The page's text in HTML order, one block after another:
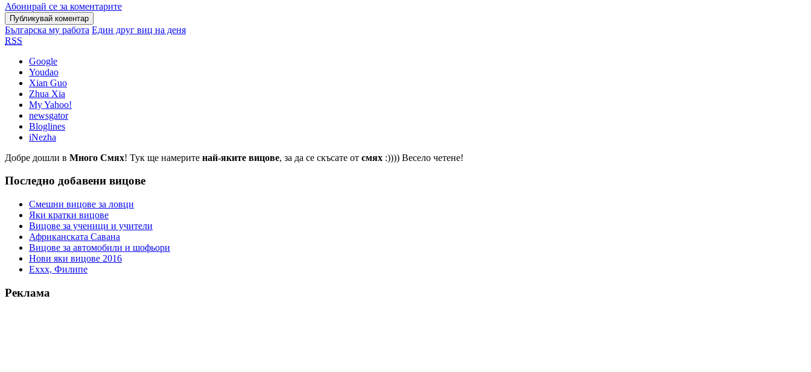
Абонирай се за коментарите
Българска му работа Един друг виц на деня
RSS
Google
Youdao
Xian Guo
Zhua Xia
My Yahoo!
newsgator
Bloglines
iNezha
Добре дошли в Много Смях! Тук ще намерите най-яките вицове, за да се скъсате от смях :)))) Весело четене!
Последно добавени вицове
Смешни вицове за ловци
Яки кратки вицове
Вицове за ученици и учители
Африканската Савана
Вицове за автомобили и шофьори
Нови яки вицове 2016
Еххх, Филипе
Реклама